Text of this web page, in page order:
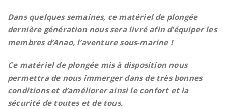
Dans quelques semaines, ce matériel de plongée
dernière génération nous sera livré afin d’équiper les
membres d’Anao, l’aventure sous-marine !
Ce matériel de plongée mis à disposition nous
permettra de nous immerger dans de très bonnes
conditions et d’améliorer ainsi le confort et la
sécurité de toutes et de tous.